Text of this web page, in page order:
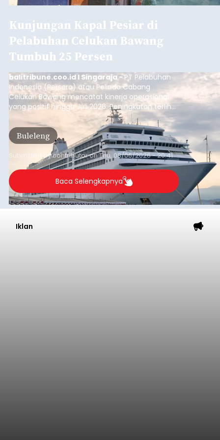
Kunjungan Kapal Pesiar di
Pelabuhan Celukan Bawang
Tumbuh 25 Persen
balitribune.coo.id I Singaraja -PT Pelabuhan
Indonesia (Persero) atau Pelindo Cabang
Celukan Bawang mencatat kinerja operasional
yang positif hingga Juli 2026. Peningkatan terlihat
dari arus kapal yang mencapai 1,48 juta Gross
Tonnage (GT), atau tumbuh 12,4 persen
dibandingkan periode yang sama tahun lalu
yang tercatat sebesar 1,32 juta GT.
Buleleng
Submitted bycontributoronThu, 08/06/2026 - 20:41
Baca Selengkapnya
Iklan